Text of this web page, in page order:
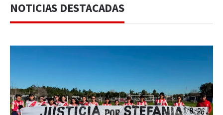
NOTICIAS DESTACADAS